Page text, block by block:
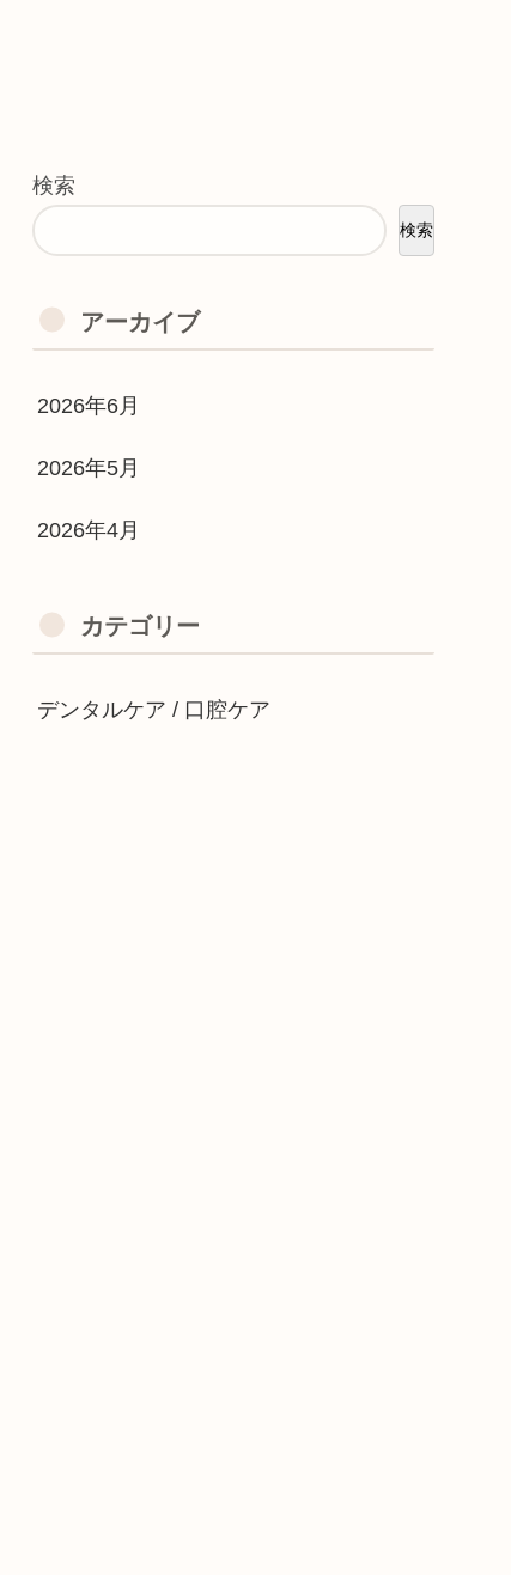
検索
検索
アーカイブ
2026年6月
2026年5月
2026年4月
カテゴリー
デンタルケア / 口腔ケア